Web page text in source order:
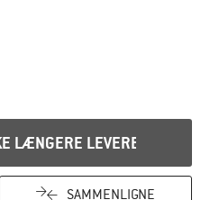
LÆNGERE LEVERES
SAMMENLIGNE